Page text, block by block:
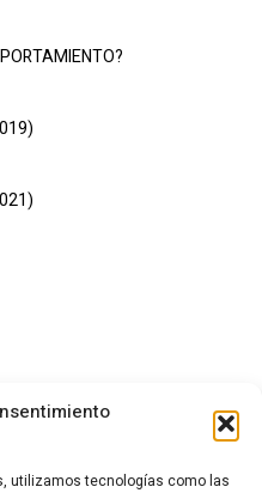
utilizamos tecnologías como las